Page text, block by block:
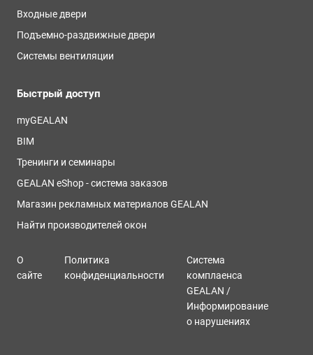
Входные двери
Подъемно-раздвижные двери
Системы вентиляции
Быстрый доступ
myGEALAN
BIM
Тренинги и семинары
GEALAN eShop - система заказов
Магазин рекламных материалов GEALAN
Найти производителей окон
О
сайте
Политика
конфиденциальности
Система
комплаенса
GEALAN /
Информирование
о нарушениях